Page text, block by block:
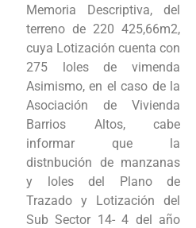
Memoria Descriptiva, del
terreno de 220 425,66m2,
cuya Lotización cuenta con
275 loles de vimenda
Asimismo, en el caso de la
Asociación de Vivienda
Barrios Altos, cabe
informar que la
distnbución de manzanas
y loles del Plano de
Trazado y Lotización del
Sub Sector 14- 4 del año